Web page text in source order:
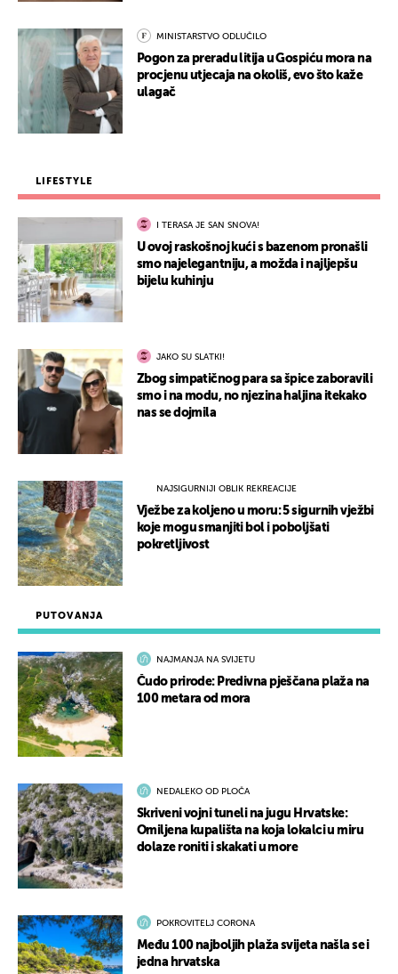
PUTOVANJA
NAJMANJA NA SVIJETU
Čudo prirode: Predivna pješčana plaža na
100 metara od mora
NEDALEKO OD PLOČA
Skriveni vojni tuneli na jugu Hrvatske:
Omiljena kupališta na koja lokalci u miru
dolaze roniti i skakati u more
POKROVITELJ CORONA
Među 100 najboljih plaža svijeta našla se i
jedna hrvatska
MINISTARSTVO ODLUČILO
Pogon za preradu litija u Gospiću mora na
procjenu utjecaja na okoliš, evo što kaže
ulagač
LIFESTYLE
I TERASA JE SAN SNOVA!
U ovoj raskošnoj kući s bazenom pronašli
smo najelegantniju, a možda i najljepšu
bijelu kuhinju
JAKO SU SLATKI!
Zbog simpatičnog para sa špice zaboravili
smo i na modu, no njezina haljina itekako
nas se dojmila
NAJSIGURNIJI OBLIK REKREACIJE
Vježbe za koljeno u moru: 5 sigurnih vježbi
koje mogu smanjiti bol i poboljšati
pokretljivost